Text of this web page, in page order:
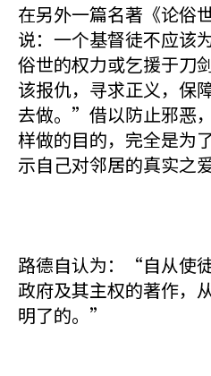
在另外一篇名著《论俗
说：一个基督徒不应该
俗世的权力或乞援于刀
该报仇，寻求正义，保
去做。”借以防止邪恶
样做的目的，完全是为
示自己对邻居的真实之
路德自认为：“自从使
政府及其主权的著作，
明了的。”